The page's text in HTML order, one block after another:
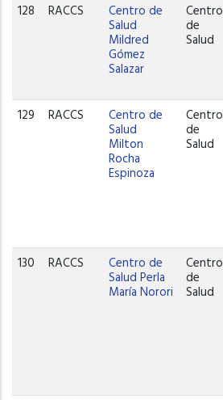
128 RACCS Centro de
Salud
Mildred
Gómez
Salazar
Centro
de
Salud
129 RACCS Centro de
Salud
Milton
Rocha
Espinoza
Centro
de
Salud
130 RACCS Centro de
Salud Perla
María Norori
Centro
de
Salud